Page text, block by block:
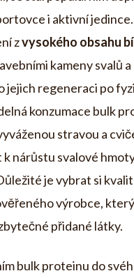
i aktivní
zvysokého obsahu
kameny svalů a
jejich regeneraci po
konzumace bulk
stravou a
nárůstu svalové
je vybrat si
výrobce, který
přidané látky.
bulk proteinu do